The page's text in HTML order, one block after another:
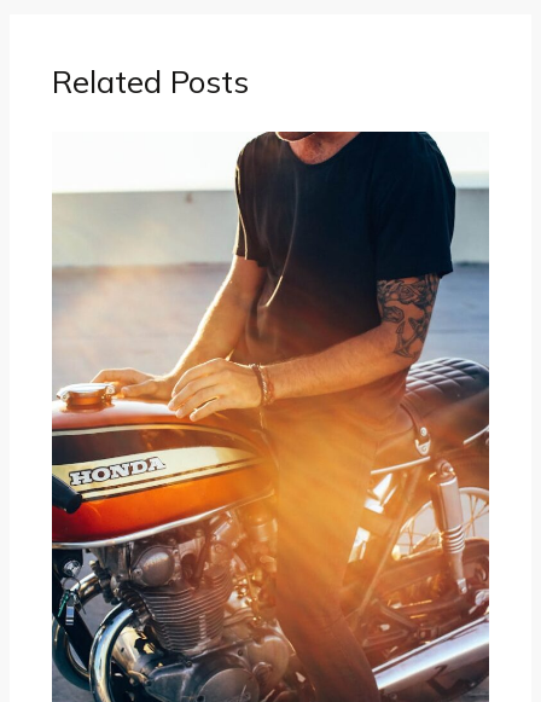
Related Posts